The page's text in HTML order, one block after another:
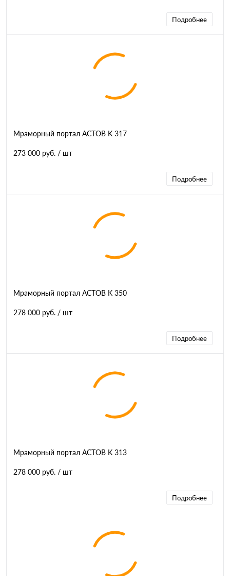
Подробнее
Мраморный портал АСТОВ K 317
273 000 руб. / шт
Подробнее
Мраморный портал АСТОВ K 350
278 000 руб. / шт
Подробнее
Мраморный портал АСТОВ K 313
278 000 руб. / шт
Подробнее